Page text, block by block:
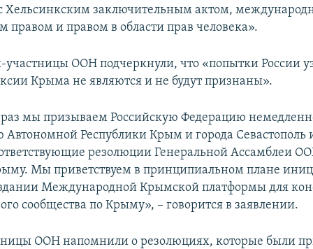
с Хельсинкским заключительным актом,
правом и правом в области прав человека».
ООН подчеркнули, что «попытки России
Крыма не являются и не будут признаны».
мы призываем Российскую Федерацию
Республики Крым и города Севастополь
резолюции Генеральной Ассамблеи
Мы приветствуем в принципиальном плане
Международной Крымской платформы для
сообщества по Крыму», – говорится в заявлении.
ООН напомнили о резолюциях, которые были